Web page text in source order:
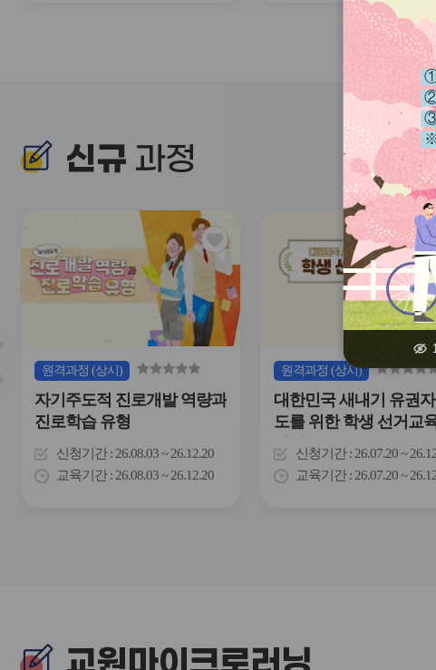
신규 과정
관
심
콘
원격과정 (상시)
자기주도적 진로개발 역량과
진로학습 유형
신청기간 26.08.03 ~ 26.12.20
교육기간 26.08.03 ~ 26.12.20
원격과정 (상시)
대한민국 새내기 유권자
도를 위한 학생 선거교
이해
신청기간 26.07.20 ~
교육기간 26.07.20 ~
①
②
③